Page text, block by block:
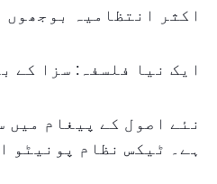
اکثر انتظامیہ بوجھوں
ایک نیا فلسفہ: سزا کے
نئے اصول کے پیغام میں
ہے۔ ٹیکس نظام پونیٹو